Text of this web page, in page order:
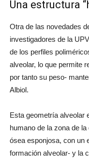
Una estructura
Otra de las novedades
investigadores de la
de los perfiles
alveolar, lo que permite
por tanto su peso-
Albiol.
Esta geometría alveolar
humano de la zona de
ósea esponjosa, con un
formación alveolar- y la